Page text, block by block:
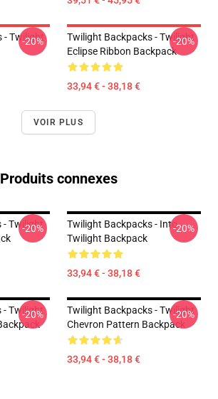
- Twilight
-20%
Twilight Backpacks - Twilight
Eclipse Ribbon Backpack
33,94 € - 38,18 €
-20%
VOIR PLUS
Produits connexes
- Twilight
-20%
Twilight Backpacks - Into
Twilight Backpack
33,94 € - 38,18 €
-20%
- Twilight
-20%
Twilight Backpacks - Twilight
Chevron Pattern Backpack
33,94 € - 38,18 €
-20%